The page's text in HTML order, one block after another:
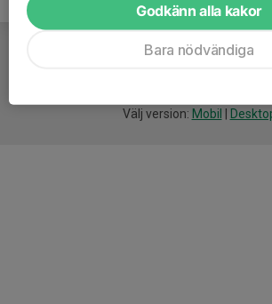
Välj version: Mobil
Godkänn alla kakor
Bara nödvändiga